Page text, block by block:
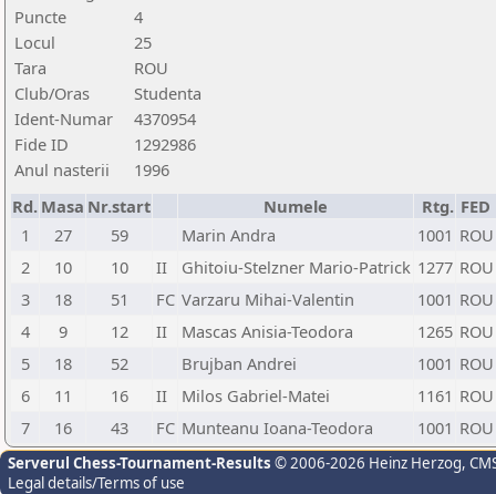
Puncte
4
Locul
25
Tara
ROU
Club/Oras
Studenta
Ident-Numar
4370954
Fide ID
1292986
Anul nasterii
1996
Rd. Masa Nr.start Numele Rtg. FED
1
27 59 Marin Andra 1001 ROU
2
10 10 II Ghitoiu-Stelzner Mario-Patrick 1277 ROU
3
18 51 FC Varzaru Mihai-Valentin 1001 ROU
4
9 12 II Mascas Anisia-Teodora 1265 ROU
5
18 52 Brujban Andrei 1001 ROU
6
11 16 II Milos Gabriel-Matei 1161 ROU
7
16 43 FC Munteanu Ioana-Teodora 1001 ROU
Serverul Chess-Tournament-Results © 2006-2026 Heinz Herzog,
Legal details/Terms of use